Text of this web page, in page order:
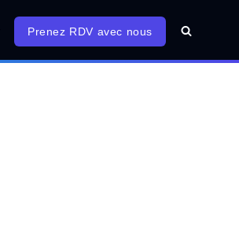
Prenez RDV avec nous